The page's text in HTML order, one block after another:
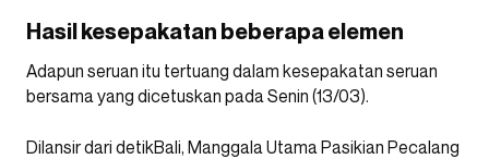
Hasil kesepakatan beberapa elemen
Adapun seruan itu tertuang dalam kesepakatan seruan
bersama yang dicetuskan pada Senin (13/03).
Dilansir dari detikBali, Manggala Utama Pasikian Pecalang